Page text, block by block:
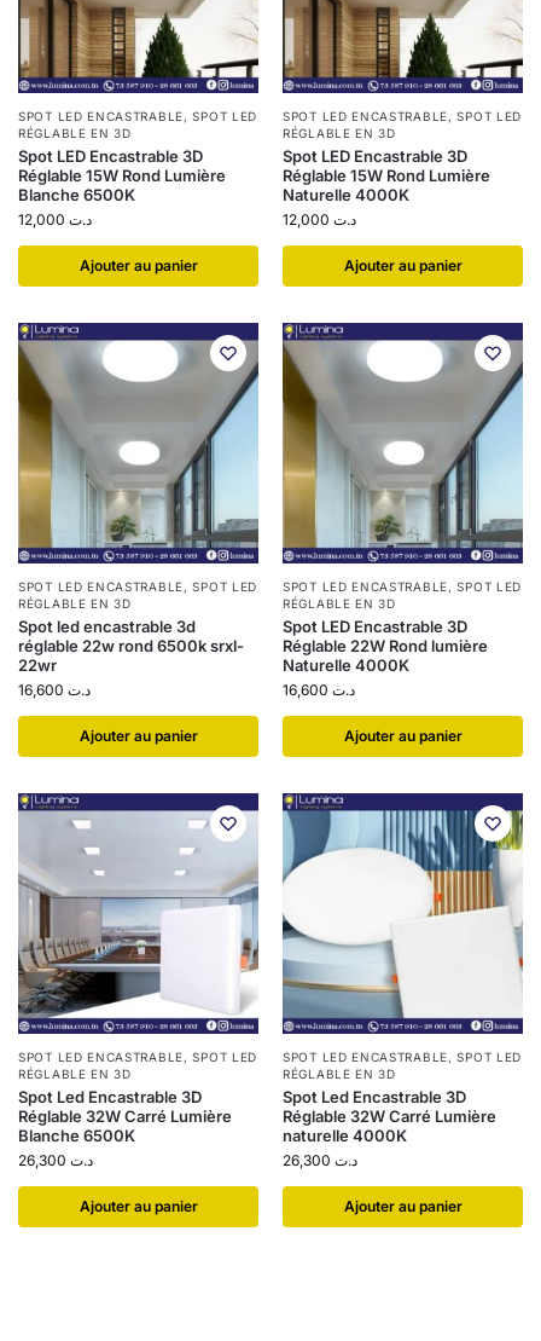
SPOT LED ENCASTRABLE,SPOT LED
RÉGLABLE EN 3D
Spot LED Encastrable 3D
Réglable 15W Rond Lumière
Blanche 6500K
د.ت
Ajouter au panier
SPOT LED ENCASTRABLE,SPOT LED
RÉGLABLE EN 3D
Spot LED Encastrable 3D
Réglable 15W Rond Lumière
Naturelle 4000K
د.ت
Ajouter au panier
SPOT LED ENCASTRABLE,SPOT LED
RÉGLABLE EN 3D
Spot led encastrable 3d
réglable 22w rond 6500k srxl-
22wr
د.ت
Ajouter au panier
SPOT LED ENCASTRABLE,SPOT LED
RÉGLABLE EN 3D
Spot LED Encastrable 3D
Réglable 22W Rond lumière
Naturelle 4000K
د.ت
Ajouter au panier
SPOT LED ENCASTRABLE,SPOT LED
RÉGLABLE EN 3D
Spot Led Encastrable 3D
Réglable 32W Carré Lumière
Blanche 6500K
د.ت
Ajouter au panier
SPOT LED ENCASTRABLE,SPOT LED
RÉGLABLE EN 3D
Spot Led Encastrable 3D
Réglable 32W Carré Lumière
naturelle 4000K
د.ت
Ajouter au panier